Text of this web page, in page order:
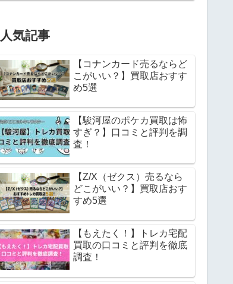
人気記事
【コナンカード売るならど
こがいい？】買取店おすす
め5選
【駿河屋のポケカ買取は怖
すぎ？】口コミと評判を調
査！
【Z/X（ゼクス）売るなら
どこがいい？】買取店おす
すめ5選
【もえたく！】トレカ宅配
買取の口コミと評判を徹底
調査！